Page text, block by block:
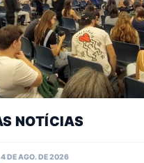
NOTÍCIAS
4 DE AGO. DE 2026